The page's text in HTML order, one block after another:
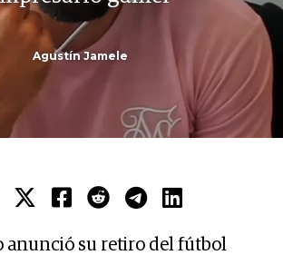
Agustín Jamele
anunció su retiro del fútbol